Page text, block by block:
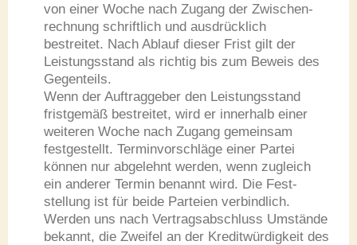
von einer Woche nach Zugang der Zwi­schen­
rechnung schriftlich und ausdrücklich
bestreitet. Nach Ablauf dieser Frist gilt der
Leistungsstand als richtig bis zum Beweis des
Gegenteils.
Wenn der Auftraggeber den Leistungsstand
fristgemäß bestreitet, wird er innerhalb einer
weiteren Woche nach Zugang gemeinsam
festge­stellt. Terminvorschläge einer Partei
können nur abgelehnt werden, wenn zugleich
ein anderer Termin benannt wird. Die Fest­
stellung ist für beide Parteien verbindlich.
Werden uns nach Vertragsabschluss Umstände
bekannt, die Zweifel an der Kreditwürdigkeit des